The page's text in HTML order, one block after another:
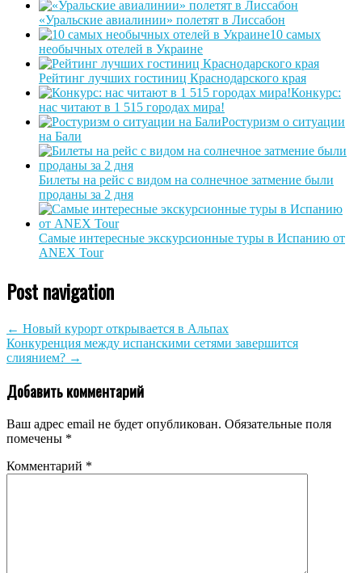
«Уральские авиалинии» полетят в Лиссабон
10 самых
необычных отелей в Украине
Рейтинг лучших гостиниц Краснодарского края
Конкурс:
нас читают в 1 515 городах мира!
Ростуризм о ситуации
на Бали
Билеты на рейс с видом на солнечное затмение были
проданы за 2 дня
Самые интересные экскурсионные туры в Испанию от
ANEX Tour
Post navigation
← Новый курорт открывается в Альпах
Конкуренция между испанскими сетями завершится
слиянием? →
Добавить комментарий
Ваш адрес email не будет опубликован. Обязательные поля
помечены *
Комментарий *